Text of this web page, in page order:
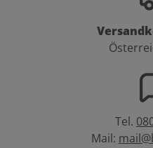
Tel.
Mail: